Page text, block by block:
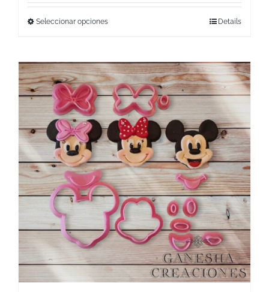
Seleccionar opciones Details